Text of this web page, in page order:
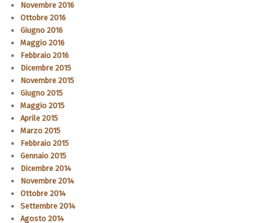
Novembre 2016
Ottobre 2016
Giugno 2016
Maggio 2016
Febbraio 2016
Dicembre 2015
Novembre 2015
Giugno 2015
Maggio 2015
Aprile 2015
Marzo 2015
Febbraio 2015
Gennaio 2015
Dicembre 2014
Novembre 2014
Ottobre 2014
Settembre 2014
Agosto 2014